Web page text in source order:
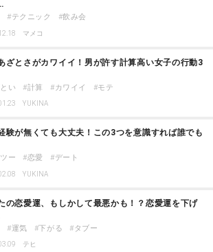
テクニック 飲み会
マメコ
ざとさがカワイイ！男が許す計算高い女子の行動3
い 計算 カワイイ モテ
YUKINA
験が無くても大丈夫！この3つを意識すれば誰でも
ー 恋愛 デート
YUKINA
の恋愛運、もしかして最悪かも！？恋愛運を下げ
運気 下がる タブー
テヒ